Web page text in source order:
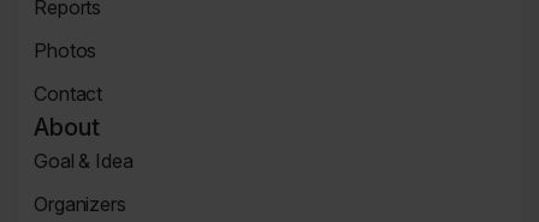
Page
Reports
Page
Photos
Contact
Contact
Page
About
Goal & Idea
Page
Organizers